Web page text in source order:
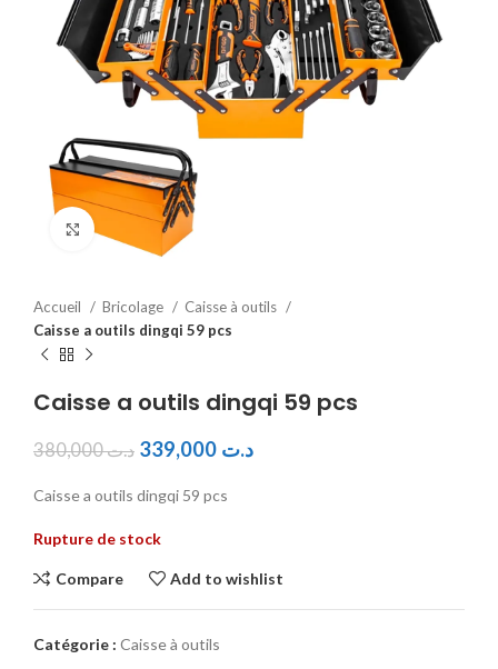
Click to enlarge
Accueil Bricolage
Caisse à outils
Caisse a outils dingqi 59 pcs
Caisse a outils dingqi 59 pcs
د.ت380,000 د.ت
Caisse a outils dingqi 59 pcs
Rupture de stock
Compare Add to wishlist
Catégorie : Caisse à outils